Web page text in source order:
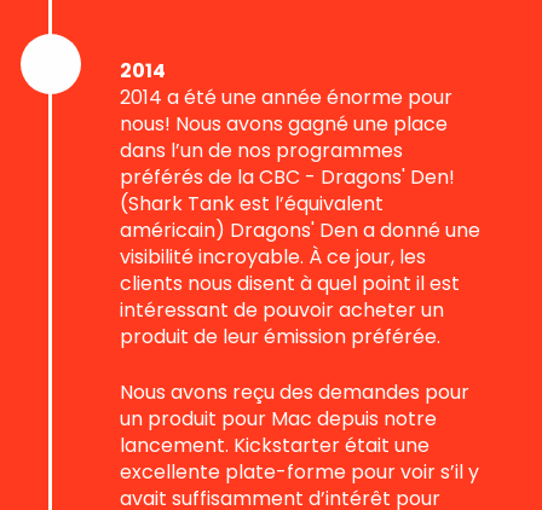
2014
2014 a été une année énorme pour
nous! Nous avons gagné une place
dans l’un de nos programmes
préférés de la CBC - Dragons' Den!
(Shark Tank est l’équivalent
américain) Dragons' Den a donné une
visibilité incroyable. À ce jour, les
clients nous disent à quel point il est
intéressant de pouvoir acheter un
produit de leur émission préférée.
Nous avons reçu des demandes pour
un produit pour Mac depuis notre
lancement. Kickstarter était une
excellente plate-forme pour voir s’il y
avait suffisamment d’intérêt pour